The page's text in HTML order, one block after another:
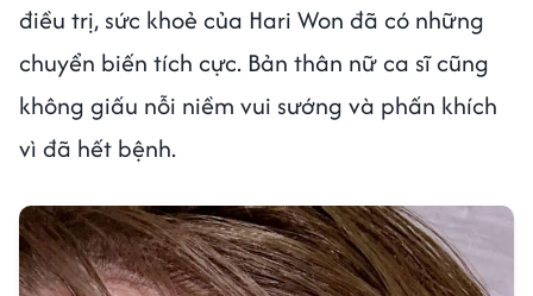
điều trị, sức khoẻ của Hari Won đã có những
chuyển biến tích cực. Bản thân nữ ca sĩ cũng
không giấu nỗi niềm vui sướng và phấn khích
vì đã hết bệnh.